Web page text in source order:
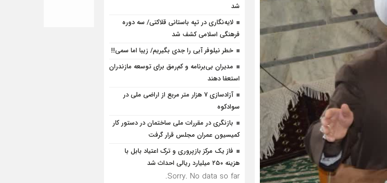
شد
لایه‌نگاری در تپه باستانی قلاکتی/ سه دوره
فرهنگی اسلامی کشف شد
خطر نیلوفر آبی را جدی بگیریم/ زیبا اما سمی!!
مدیران بی‌برنامه و کم‌رمق برای توسعه مازندران
استعفا دهند
آزادسازی 7 هزار متر مربع از اراضی ملی در
سوادکوه
بازنگری در مقررات ملی ساختمان در دستور کار
کمیسیون عمران مجلس قرار گرفت
فاز یک مرکز بازپروری و ترک اعتیاد بابل با
هزینه ۲۵۰ میلیارد ریالی احداث شد
Sorry. No data so far.